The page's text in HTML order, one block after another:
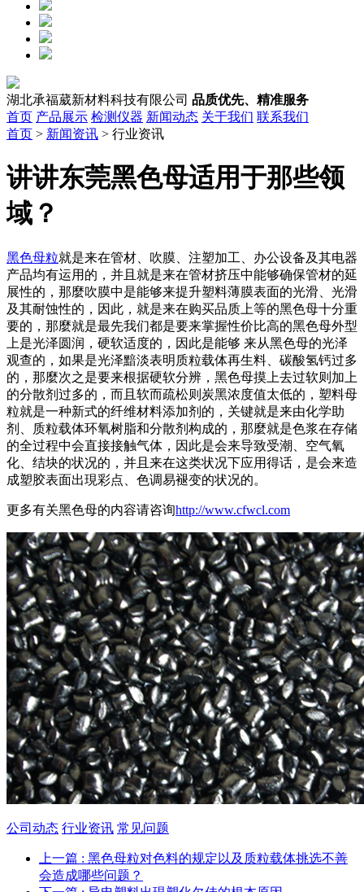
湖北承福葳新材料科技有限公司 品质优先、精准服务
首页 产品展示 检测仪器 新闻动态 关于我们 联系我们
首页 > 新闻资讯 > 行业资讯
讲讲东莞黑色母适用于那些领
域？
黑色母粒就是来在管材、吹膜、注塑加工、办公设备及其电器
产品均有运用的，并且就是来在管材挤压中能够确保管材的延
展性的，那麼吹膜中是能够来提升塑料薄膜表面的光滑、光滑
及其耐蚀性的，因此，就是来在购买品质上等的黑色母十分重
要的，那麼就是最先我们都是要来掌握性价比高的黑色母外型
上是光泽圆润，硬软适度的，因此是能够 来从黑色母的光泽
观查的，如果是光泽黯淡表明质粒载体再生料、碳酸氢钙过多
的，那麼次之是要来根据硬软分辨，黑色母摸上去过软则加上
的分散剂过多的，而且软而疏松则炭黑浓度值太低的，塑料母
粒就是一种新式的纤维材料添加剂的，关键就是来由化学助
剂、质粒载体环氧树脂和分散剂构成的，那麼就是色浆在存储
的全过程中会直接接触气体，因此是会来导致受潮、空气氧
化、结块的状况的，并且来在这类状况下应用得话，是会来造
成塑胶表面出現彩点、色调易褪变的状况的。
更多有关黑色母的内容请咨询http://www.cfwcl.com
公司动态 行业资讯 常见问题
上一篇 : 黑色母粒对色料的规定以及质粒载体挑选不善
会造成哪些问题？